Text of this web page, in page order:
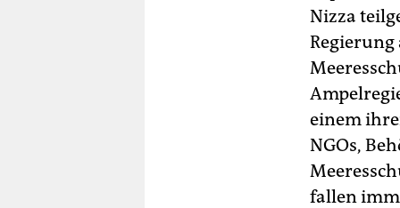
Nizza
Regierung
einem
NGOs,
fallen